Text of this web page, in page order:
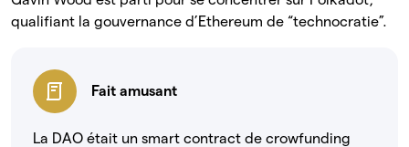
qualifiant la gouvernance d’Ethereum de “technocratie”.
Fait amusant
La DAO était un smart contract de crowfunding